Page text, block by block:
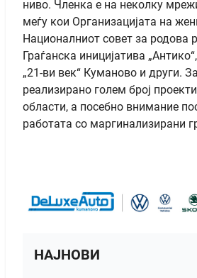
ниво. Членка е на неколку
меѓу кои Организацијата на
Националниот совет за родова
Граѓанска иницијатива
„21-ви век“ Куманово и други.
реализирано голем број
области, а посебно внимание
работата со маргинализирани
НАЈНОВИ